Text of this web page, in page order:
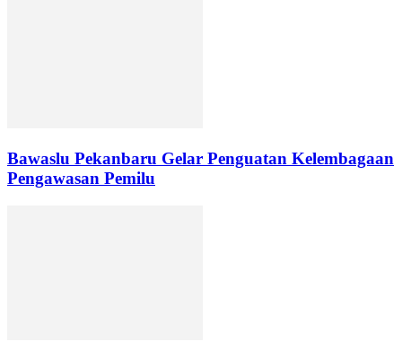
Bawaslu Pekanbaru Gelar Penguatan Kelembagaan
Pengawasan Pemilu